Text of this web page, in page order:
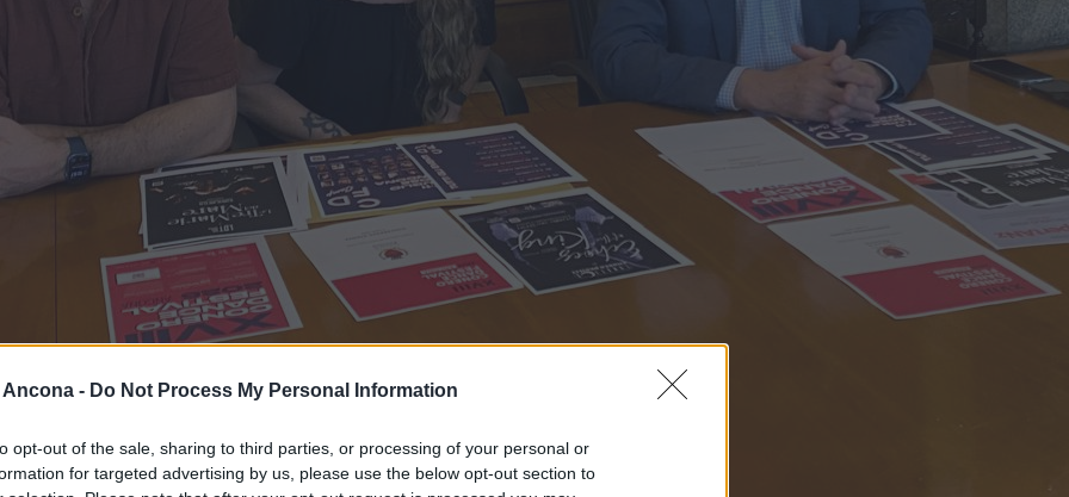
- Do Not Process My Personal Information
opt-out of the sale, sharing to third parties, or processing of your personal or
for targeted advertising by us, please use the below opt-out section to